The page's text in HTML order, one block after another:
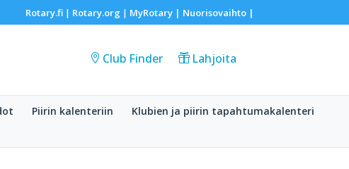
Rotary.fi| Rotary.org | MyRotary | Nuorisovaihto|
Club Finder Lahjoita
Piirin kalenteriin
Klubien ja piirin tapahtumakalenteri